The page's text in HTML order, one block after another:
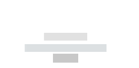
------------
----------- -----------